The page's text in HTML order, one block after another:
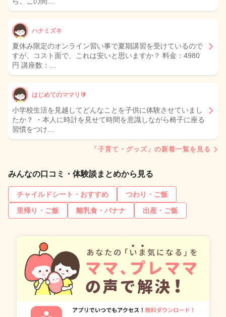
ハナミズキ
夏休み限定のオンライン習い事で夏期講習を受けているので
すが、コスト面で、これは安いと思いますか？ 料金：4980
円 講座数：…
はじめてのママリ🔰
小学校生活を見越してどんなことを子供に体験させていまし
たか？ ・本人に時計を見せて時間を意識しながら椅子に座る
習慣をつけ…
「子育て・グッズ」の新着一覧を見る
みんなの口コミ・体験談まとめから見る
チャイルドシート・おすすめ
つわり・ご飯
里帰り・ご飯
離乳食・バナナ 出産・ご飯